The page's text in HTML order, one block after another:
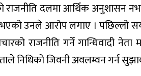
दलमा आर्थिक अनुशासन
उनले आरोप लगाए । पछिल्लो
राजनीति गर्ने गान्धिवादी नेता
निधिको जिवनी अवलम्वन गर्न